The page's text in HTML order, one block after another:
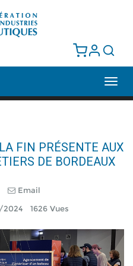
FIN PRÉSENTE AUX
DE BORDEAUX
Email
2024 1626 Vues